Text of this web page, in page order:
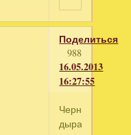
Поделиться
988
16.05.2013
16:27:55
Черная
дыра